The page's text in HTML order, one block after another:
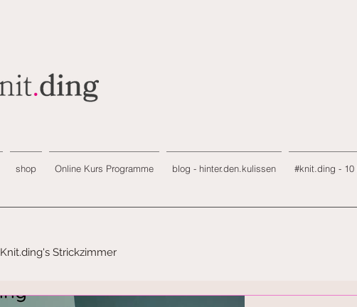
shop Online Kurs Programme blog - hinter.den.kulissen #knit.ding - 10
Knit.ding's Strickzimmer